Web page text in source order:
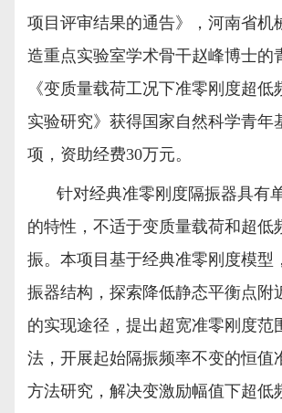
项目评审结果的通告》，河南省机
造重点实验室学术骨干赵峰博士的
《变质量载荷工况下准零刚度超低
实验研究》获得国家自然科学青年
项，资助经费30万元。
针对经典准零刚度隔振器具有
的特性，不适于变质量载荷和超低
振。本项目基于经典准零刚度模型
振器结构，探索降低静态平衡点附
的实现途径，提出超宽准零刚度范
法，开展起始隔振频率不变的恒值
方法研究，解决变激励幅值下超低